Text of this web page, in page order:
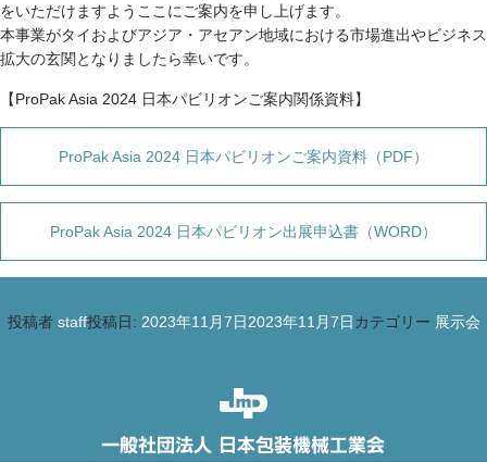
をいただけますようここにご案内を申し上げます。
本事業がタイおよびアジア・アセアン地域における市場進出やビジネス
拡大の玄関となりましたら幸いです。
【ProPak Asia 2024 日本パビリオンご案内関係資料】
ProPak Asia 2024 日本パビリオンご案内資料（PDF）
ProPak Asia 2024 日本パビリオン出展申込書（WORD）
投稿者 staff投稿日: 2023年11月7日2023年11月7日 カテゴリー 展示会